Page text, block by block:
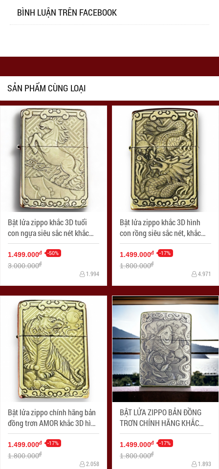
BÌNH LUẬN TRÊN FACEBOOK
SẢN PHẨM CÙNG LOẠI
Bật lửa zippo khắc 3D tuổi
con ngựa siêu sắc nét khắc
trên bản đồng
1.499.000đ -50%
3.000.000đ
1.994
Bật lửa zippo khắc 3D hình
con rồng siêu sắc nét, khắc
trên bản đồng trơn nguyên
khối
1.499.000đ -17%
1.800.000đ
4.971
Bật lửa zippo chính hãng bản
đồng trơn AMOR khắc 3D hình
tuổi hổ siêu sắc nét
1.499.000đ -17%
1.800.000đ
2.058
BẬT LỬA ZIPPO BẢN ĐỒNG
TRƠN CHÍNH HÃNG KHẮC
HÌNH 3D CÁ CHÉP SIÊU SẮC
NÉT
1.499.000đ -17%
1.800.000đ
1.893